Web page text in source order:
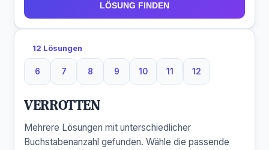
LÖSUNG FINDEN
12 Lösungen
6
6 Buchstaben
7
7 Buchstaben
8
8 Buchstaben
9
9 Buchstaben
10
10 Buchstaben
11
11 Buchstaben
12
12 Buchstaben
VERROTTEN
Mehrere Lösungen mit unterschiedlicher
Buchstabenanzahl gefunden. Wähle die passende